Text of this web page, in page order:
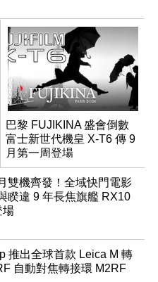
巴黎 FUJIKINA 盛會倒數
富士新世代機皇 X-T6 傳 9
月第一周登場
雙機齊發！全域快門電影
睽違 9 年長焦旗艦 RX10
場
推出全球首款 Leica M 轉
自動對焦轉接環 M2RF